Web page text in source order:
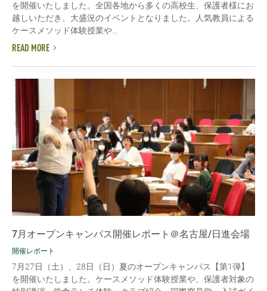
を開催いたしました。全国各地から多くの高校生、保護者様にお
越しいただき、大盛況のイベントとなりました。人気教員による
ケースメソッド体験授業や...
READ MORE
7月オープンキャンパス開催レポート＠名古屋/日進会場
開催レポート
7月27日（土）、28日（日）夏のオープンキャンパス【第1弾】
を開催いたしました。ケースメソッド体験授業や、保護者対象の